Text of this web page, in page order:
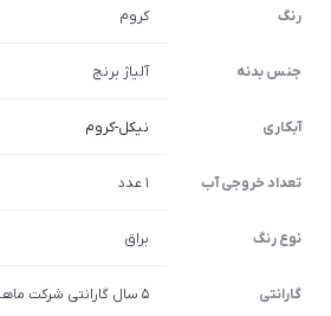
رنگ کروم
جنس بدنه آلیاژ برنج
آبکاری نیکل-کروم
تعداد خروجی آب 1 عدد
نوع رنگ براق
گارانتی 5 سال گارانتی شرکت ماهسان پویا